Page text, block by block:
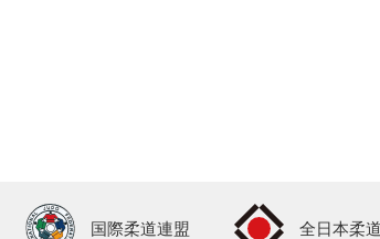
国際柔道連盟 全日本柔